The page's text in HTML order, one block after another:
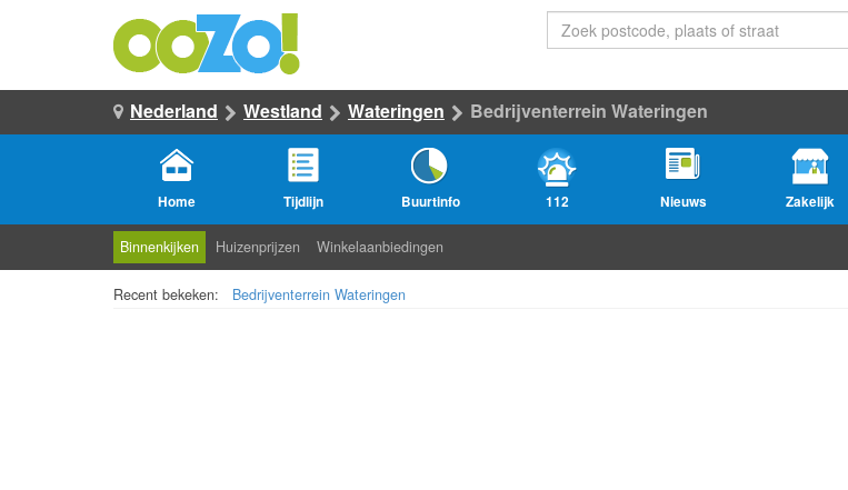
Nederland Westland Wateringen Bedrijventerrein Wateringen
Home Tijdlijn Buurtinfo 112 Nieuws Zakelijk
Binnenkijken Huizenprijzen Winkelaanbiedingen
Recent bekeken: Bedrijventerrein Wateringen